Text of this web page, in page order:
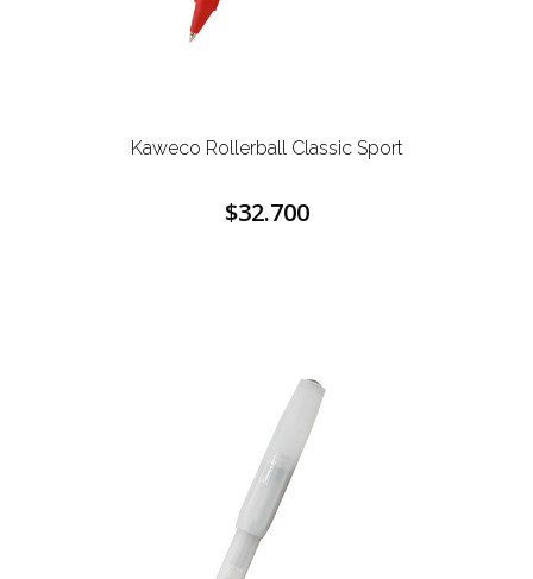
Kaweco Rollerball Classic Sport
$32.700